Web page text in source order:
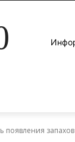
появления